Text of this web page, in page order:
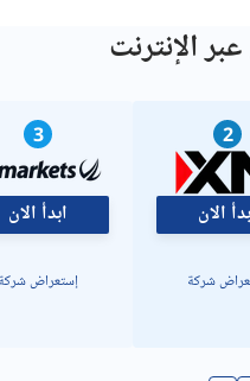
الإنترنت
2
الان
شركة
3
ابدأ الان
إستعراض